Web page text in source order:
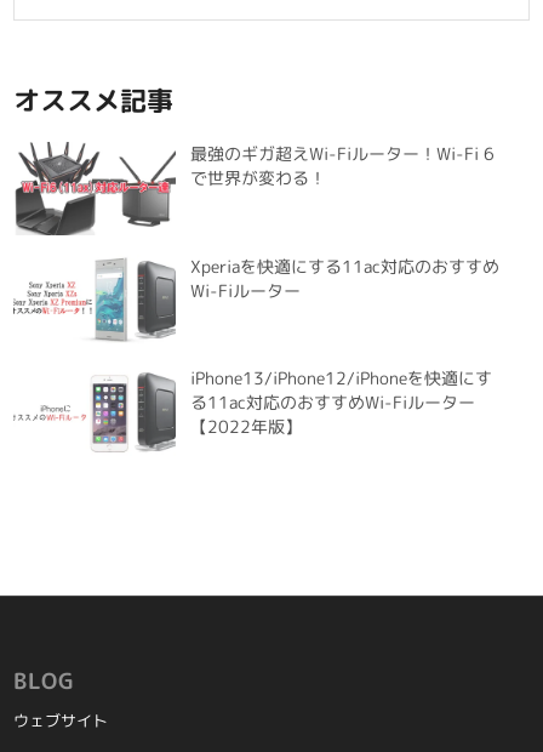
オススメ記事
最強のギガ超えWi-Fiルーター！Wi-Fi 6
で世界が変わる！
Xperiaを快適にする11ac対応のおすすめ
Wi-Fiルーター
iPhone13/iPhone12/iPhoneを快適にす
る11ac対応のおすすめWi-Fiルーター
【2022年版】
BLOG
ウェブサイト